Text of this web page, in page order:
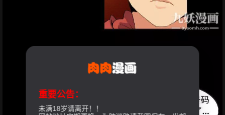
重要公告：
未满18岁请离开！！